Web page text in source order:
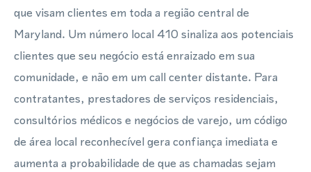
que visam clientes em toda a região central de
Maryland. Um número local 410 sinaliza aos potenciais
clientes que seu negócio está enraizado em sua
comunidade, e não em um call center distante. Para
contratantes, prestadores de serviços residenciais,
consultórios médicos e negócios de varejo, um código
de área local reconhecível gera confiança imediata e
aumenta a probabilidade de que as chamadas sejam